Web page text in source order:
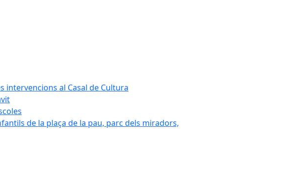
intervencions al Casal de Cultura
de la plaça de la pau, parc dels miradors,